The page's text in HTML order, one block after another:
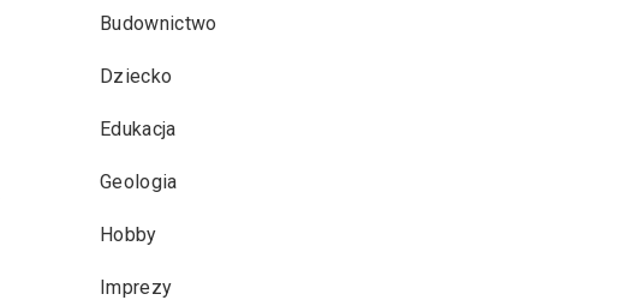
Budownictwo
Dziecko
Edukacja
Geologia
Hobby
Imprezy